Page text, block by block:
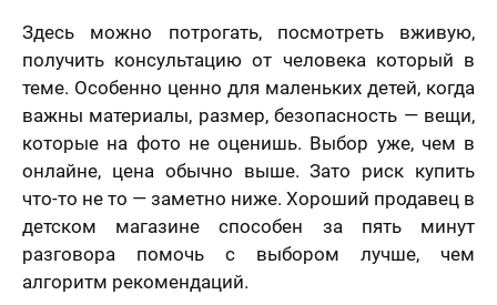
Здесь можно потрогать, посмотреть вживую,
получить консультацию от человека который в
теме. Особенно ценно для маленьких детей, когда
важны материалы, размер, безопасность — вещи,
которые на фото не оценишь. Выбор уже, чем в
онлайне, цена обычно выше. Зато риск купить
что-то не то — заметно ниже. Хороший продавец в
детском магазине способен за пять минут
разговора помочь с выбором лучше, чем
алгоритм рекомендаций.